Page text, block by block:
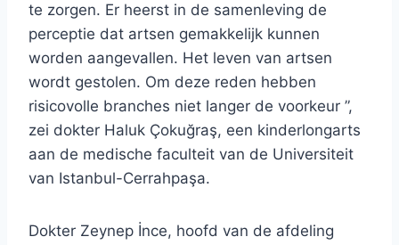
te zorgen. Er heerst in de samenleving de
perceptie dat artsen gemakkelijk kunnen
worden aangevallen. Het leven van artsen
wordt gestolen. Om deze reden hebben
risicovolle branches niet langer de voorkeur ”,
zei dokter Haluk Çokuğraş, een kinderlongarts
aan de medische faculteit van de Universiteit
van Istanbul-Cerrahpaşa.
Dokter Zeynep İnce, hoofd van de afdeling